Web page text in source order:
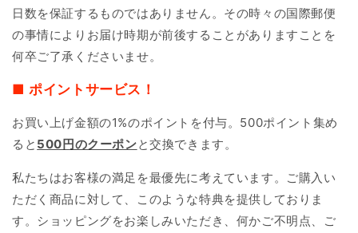
日数を保証するものではありません。その時々の国際郵便
の事情によりお届け時期が前後することがありますことを
何卒ご了承くださいませ。
■ ポイントサービス！
お買い上げ金額の1%のポイントを付与。500ポイント集め
ると 500円のクーポンと交換できます。
私たちはお客様の満足を最優先に考えています。ご購入い
ただく商品に対して、このような特典を提供しておりま
す。ショッピングをお楽しみいただき、何かご不明点、ご